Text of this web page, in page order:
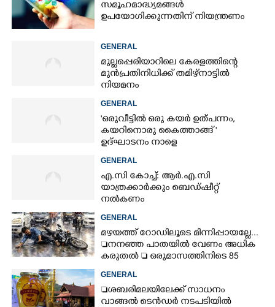
സമൂഹമാദ്ധ്യമങ്ങൾ
ഉപയോഗിക്കുന്നതിന് നിയന്ത്രണം
GENERAL
മുല്ലപ്പെരിയാറിലെ കേരളത്തിന്റെ
മുൻപ്രതിനിധിക്ക് തമിഴ്നാട്ടിൽ
നിയമനം
GENERAL
'ഒരുവീട്ടിൽ ഒരു കയർ ഉത്പന്നം,
കയറിനൊരു കൈത്താങ്ങ് '
ഉദ്ഘാടനം നാളെ
GENERAL
എ.സി കോച്ച്: ആർ.എ.സി
യാത്രക്കാർക്കും ബെഡ്ഷീറ്റ്
നൽകണം
GENERAL
മഴയത്ത് റോഡിലൂടെ മിന്നിപ്പായല്ലേ...
നനഞ്ഞ പാതയിൽ വേണം അധിക
കരുതൽ  ഒരുമാസത്തിനിടെ 85
GENERAL
ശബരിമലയിലേക്ക് സാധനം
വാങ്ങൽ ടെൻ‌ഡർ നടപടിയിൽ